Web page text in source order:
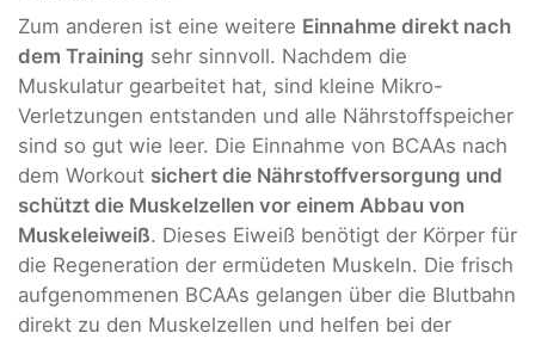
Zum anderen ist eine weitere Einnahme direkt nach
dem Training sehr sinnvoll. Nachdem die
Muskulatur gearbeitet hat, sind kleine Mikro-
Verletzungen entstanden und alle Nährstoffspeicher
sind so gut wie leer. Die Einnahme von BCAAs nach
dem Workout sichert die Nährstoffversorgung und
schützt die Muskelzellen vor einem Abbau von
Muskeleiweiß. Dieses Eiweiß benötigt der Körper für
die Regeneration der ermüdeten Muskeln. Die frisch
aufgenommenen BCAAs gelangen über die Blutbahn
direkt zu den Muskelzellen und helfen bei der